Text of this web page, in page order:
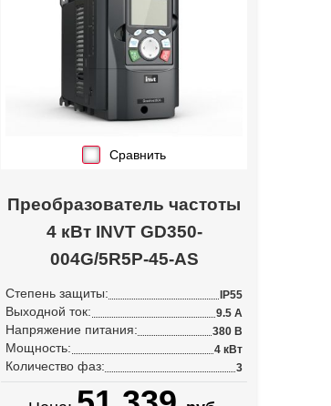
Сравнить
Преобразователь частоты
4 кВт INVT GD350-
004G/5R5P-45-AS
Степень защиты: IP55
Выходной ток: 9.5 А
Напряжение питания: 380 В
Мощность: 4 кВт
Количество фаз: 3